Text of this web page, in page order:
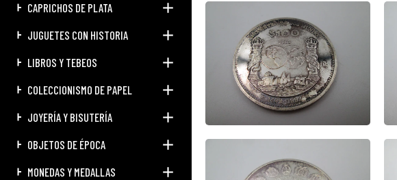
CAPRICHOS DE PLATA
JUGUETES CON HISTORIA
LIBROS Y TEBEOS
COLECCIONISMO DE PAPEL
JOYERÍA Y BISUTERÍA
OBJETOS DE ÉPOCA
MONEDAS Y MEDALLAS